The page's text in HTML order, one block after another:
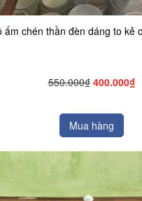
ấm chén thần đèn dáng to kẻ
550.000₫ 400.000₫
Mua hàng